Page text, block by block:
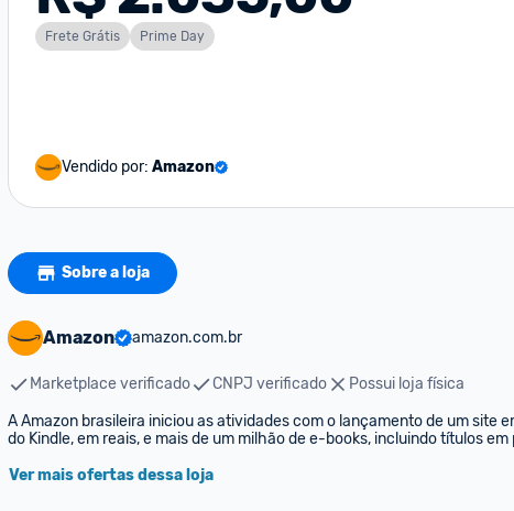
Frete Grátis Prime Day
Vendido por: Amazon
Sobre a loja
Amazon amazon.com.br
Marketplace verificado CNPJ verificado
Possui loja física
A Amazon brasileira iniciou as atividades com o lançamento de um site
do Kindle, em reais, e mais de um milhão de e-books, incluindo títulos
Ver mais ofertas dessa loja